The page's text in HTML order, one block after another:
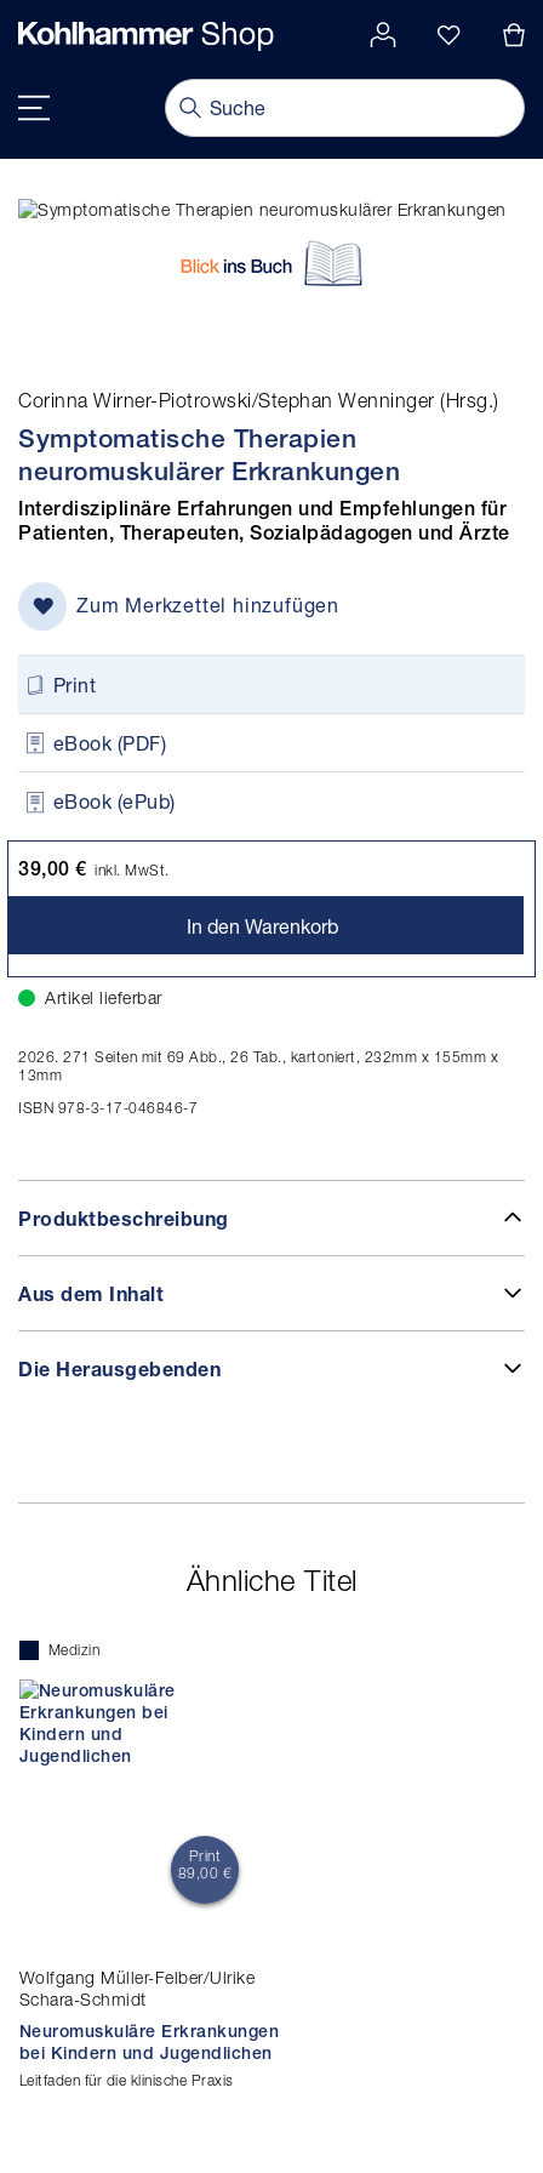
springen
Corinna Wirner-Piotrowski/Stephan Wenninger (Hrsg.)
Symptomatische Therapien
neuromuskulärer Erkrankungen
Interdisziplinäre Erfahrungen und Empfehlungen für
Patienten, Therapeuten, Sozialpädagogen und Ärzte
Zum Merkzettel hinzufügen
Print
eBook (PDF)
eBook (ePub)
39,00 € inkl. MwSt.
In den Warenkorb
Artikel lieferbar
2026. 271 Seiten mit 69 Abb., 26 Tab., kartoniert, 232mm x 155mm x
13mm
ISBN 978-3-17-046846-7
Produktbeschreibung
Aus dem Inhalt
Die Herausgebenden
Ähnliche Titel
Medizin
Print
89,00 €
Wolfgang Müller-Felber/Ulrike
Schara-Schmidt
Neuromuskuläre Erkrankungen
bei Kindern und Jugendlichen
Leitfaden für die klinische Praxis